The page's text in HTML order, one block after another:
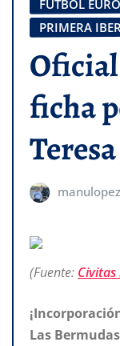
FÚTBOL
PRIMERA
ficha
(Fuente: Civitas
Las